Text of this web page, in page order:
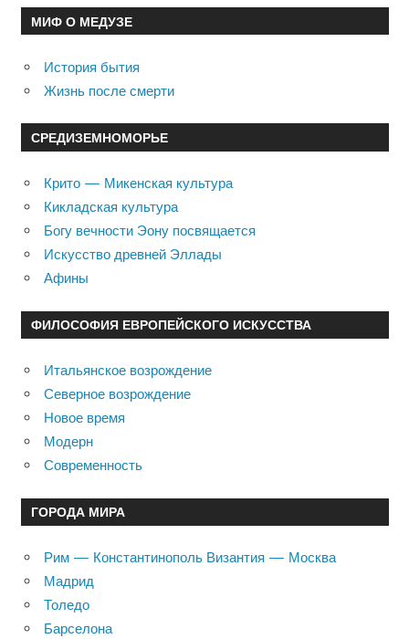
МИФ О МЕДУЗЕ
История бытия
Жизнь после смерти
СРЕДИЗЕМНОМОРЬЕ
Крито — Микенская культура
Кикладская культура
Богу вечности Эону посвящается
Искусство древней Эллады
Афины
ФИЛОСОФИЯ ЕВРОПЕЙСКОГО ИСКУССТВА
Итальянское возрождение
Северное возрождение
Новое время
Модерн
Современность
ГОРОДА МИРА
Рим — Константинополь Византия — Москва
Мадрид
Толедо
Барселона